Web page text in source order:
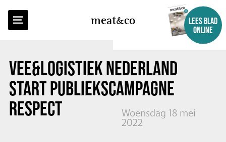
meatco
LEES BLAD
ONLINE
VEE&LOGISTIEK NEDERLAND
START PUBLIEKSCAMPAGNE
RESPECT
Woensdag 18 mei
2022
TERUG NAAR OVERZICHT